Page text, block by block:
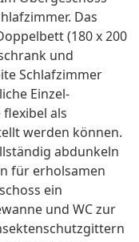
Das
(180 x 200
und
Schlafzimmer
Einzel-
als
werden können.
abdunkeln
für erholsamen
ein
und WC zur